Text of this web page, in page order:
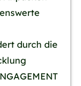
durch die